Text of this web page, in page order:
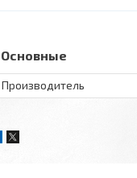
Основные
Производитель